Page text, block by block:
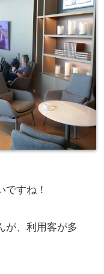
ですね！
が、利用客が多